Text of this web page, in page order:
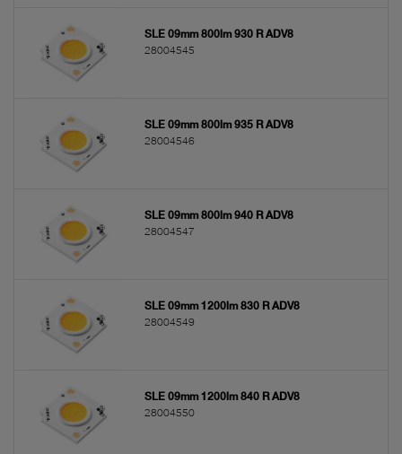
SLE 09mm 800lm 930 R ADV8
28004545
SLE 09mm 800lm 935 R ADV8
28004546
SLE 09mm 800lm 940 R ADV8
28004547
SLE 09mm 1200lm 830 R ADV8
28004549
SLE 09mm 1200lm 840 R ADV8
28004550